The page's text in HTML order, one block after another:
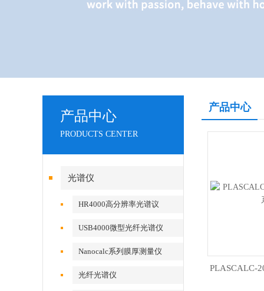
产品中心
PRODUCTS CENTER
光谱仪
HR4000高分辨率光谱议
USB4000微型光纤光谱仪
Nanocalc系列膜厚测量仪
光纤光谱仪
产品中心
PLASCALC-